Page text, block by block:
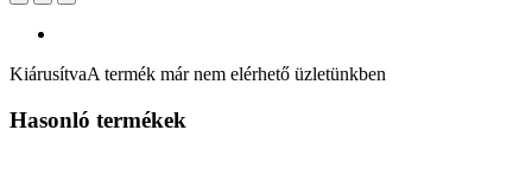
KiárusítvaA termék már nem elérhető üzletünkben
Hasonló termékek